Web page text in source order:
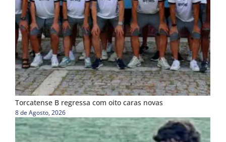
Torcatense B regressa com oito caras novas
8 de Agosto, 2026